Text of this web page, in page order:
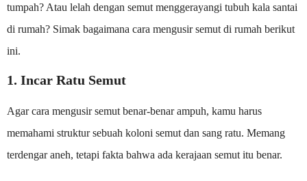
tumpah? Atau lelah dengan semut menggerayangi tubuh kala santai
di rumah? Simak bagaimana cara mengusir semut di rumah berikut
ini.
1. Incar Ratu Semut
Agar cara mengusir semut benar-benar ampuh, kamu harus
memahami struktur sebuah koloni semut dan sang ratu. Memang
terdengar aneh, tetapi fakta bahwa ada kerajaan semut itu benar.